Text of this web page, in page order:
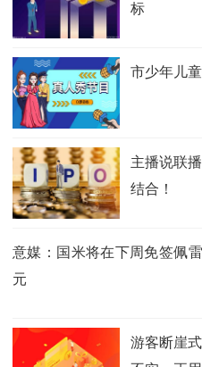
标
市少年儿
主播说联
结合！
意媒：国米将在下周免签佩
元
游客断崖